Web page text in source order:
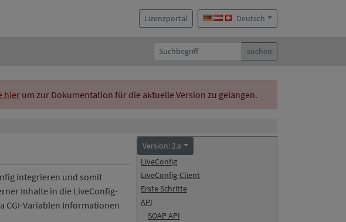
Lizenzportal Deutsch
suchen
hier um zur Dokumentation für die aktuelle Version zu gelangen.
Version: 2.x
LiveConfig
LiveConfig-Client
Erste Schritte
API
SOAP API
integrieren und somit
Inhalte in die LiveConfig-
CGI-Variablen Informationen